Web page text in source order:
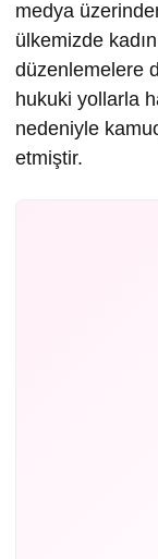
medya
ülkemizde
düzenlemelere
hukuki yollarla
nedeniyle
etmiştir.